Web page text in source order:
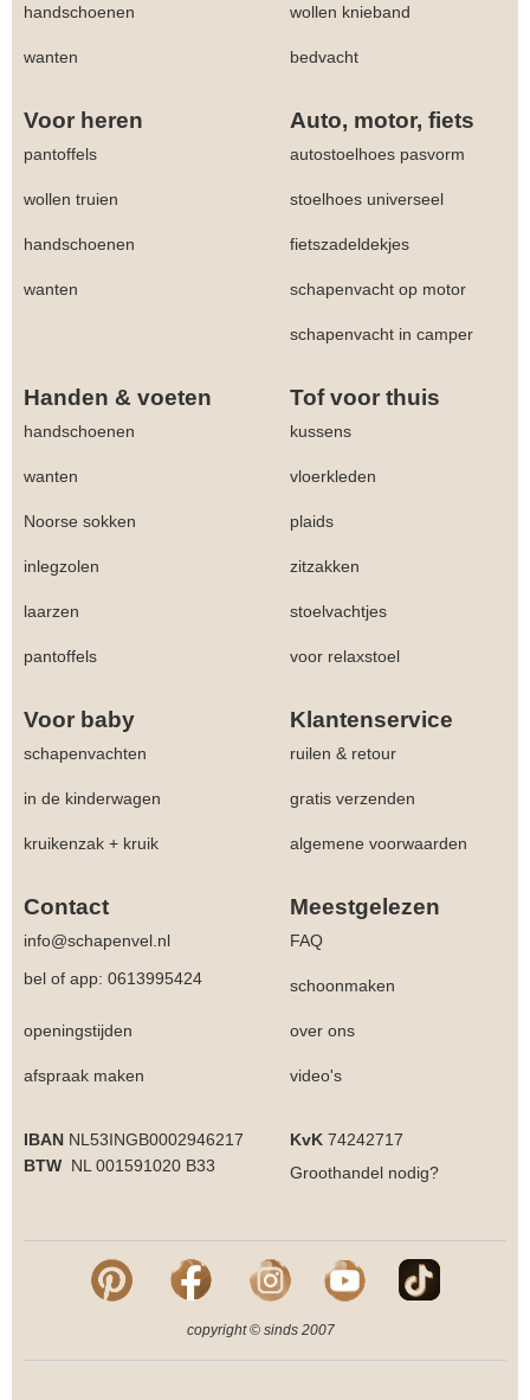
handschoenen wollen knieband
wanten bedvacht
Voor heren Auto, motor, fiets
pantoffels autostoelhoes pasvorm
wollen truien stoelhoes universeel
handschoenen fietszadeldekjes
wanten schapenvacht op motor
schapenvacht in camper
Handen & voeten Tof voor thuis
handschoenen kussens
wanten vloerkleden
Noorse sokken plaids
inlegzolen zitzakken
laarzen stoelvachtjes
pantoffels voor relaxstoel
Voor baby Klantenservice
schapenvachten ruilen & retour
in de kinderwagen gratis verzenden
kruikenzak + kruik algemene voorwaarden
Contact Meestgelezen
info@schapenvel.nl
FAQ
bel of app: 0613995424
schoonmaken
openingstijden over ons
afspraak maken video's
IBAN NL53INGB0002946217 KvK 74242717
BTW NL 001591020 B33 Groothandel nodig?
copyright © sinds 2007